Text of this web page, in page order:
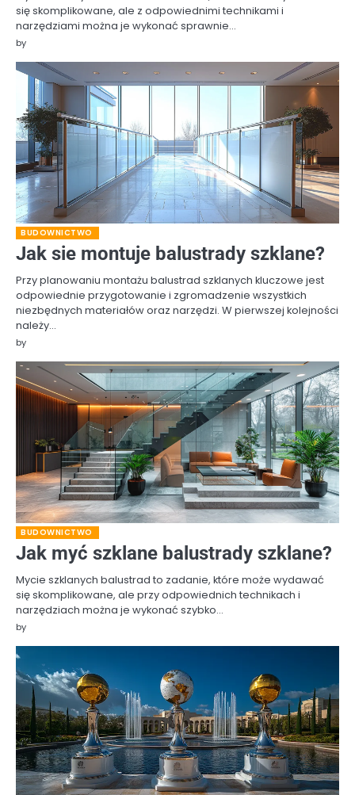
się skomplikowane, ale z odpowiednimi technikami i
narzędziami można je wykonać sprawnie…
by
BUDOWNICTWO
Jak sie montuje balustrady szklane?
Przy planowaniu montażu balustrad szklanych kluczowe jest
odpowiednie przygotowanie i zgromadzenie wszystkich
niezbędnych materiałów oraz narzędzi. W pierwszej kolejności
należy…
by
BUDOWNICTWO
Jak myć szklane balustrady szklane?
Mycie szklanych balustrad to zadanie, które może wydawać
się skomplikowane, ale przy odpowiednich technikach i
narzędziach można je wykonać szybko…
by